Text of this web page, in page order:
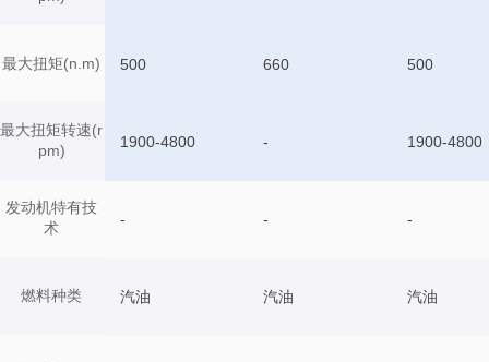
最大扭矩(n.m)
最大扭矩转速(r
pm)
发动机特有技
术
燃料种类
500 660 500
1900-4800 - 1900-4800
- - -
汽油 汽油 汽油